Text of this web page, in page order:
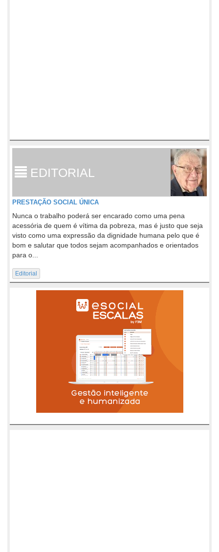
EDITORIAL
PRESTAÇÃO SOCIAL ÚNICA
Nunca o trabalho poderá ser encarado como uma pena
acessória de quem é vítima da pobreza, mas é justo que seja
visto como uma expressão da dignidade humana pelo que é
bom e salutar que todos sejam acompanhados e orientados
para o...
Editorial